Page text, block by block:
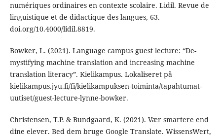
numériques ordinaires en contexte scolaire. Lidil. Revue de
linguistique et de didactique des langues, 63.
doi.org/10.4000/lidil.8819.
Bowker, L. (2021). Language campus guest lecture: “De-
mystifying machine translation and increasing machine
translation literacy”. Kielikampus. Lokaliseret på
kielikampus.jyu.fi/fi/kielikampuksen-toiminta/tapahtumat-
uutiset/guest-lecture-lynne-bowker.
Christensen, T.P. & Bundgaard, K. (2021). Vær smartere end
dine elever. Bed dem bruge Google Translate. WissensWert,